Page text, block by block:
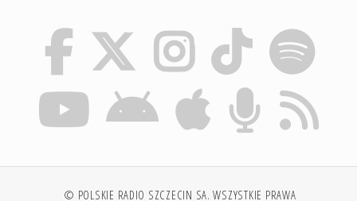
© POLSKIE RADIO SZCZECIN SA. WSZYSTKIE PRAWA